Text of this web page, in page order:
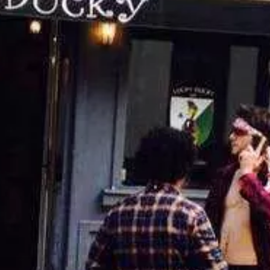
Paramètres de
confidentialité
Afin de faciliter votre navigation et de vous
apporter le meilleur service possible, nous utilisons
des cookies pour améliorer le site aux besoins des
visiteurs, notamment selon la fréquentation.
Nos politique de confidentialité